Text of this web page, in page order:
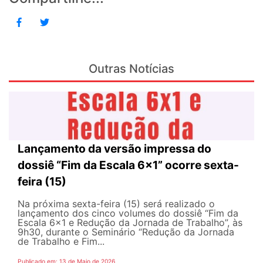
Outras Notícias
Lançamento da versão impressa do
dossiê “Fim da Escala 6×1” ocorre sexta-
feira (15)
Na próxima sexta-feira (15) será realizado o
lançamento dos cinco volumes do dossiê “Fim da
Escala 6×1 e Redução da Jornada de Trabalho”, às
9h30, durante o Seminário “Redução da Jornada
de Trabalho e Fim...
Publicado em: 13 de Maio de 2026